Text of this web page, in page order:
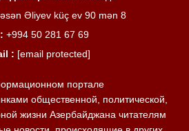
Əliyev küç ev 90 mən 8
+994 50 281 67 69
: [email protected]
портале
общественной, политической,
жизни Азербайджана читателям